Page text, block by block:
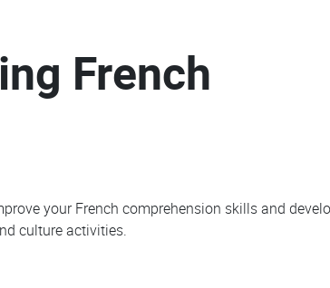
French
your French comprehension skills and
culture activities.